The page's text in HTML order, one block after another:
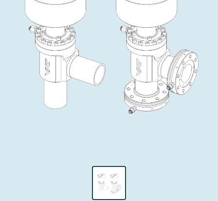
3ポジションバルブ
バキュームチェックバルブ
緊急遮断/ビームストッパーバルブ
真空バルブ設計オプション
News services